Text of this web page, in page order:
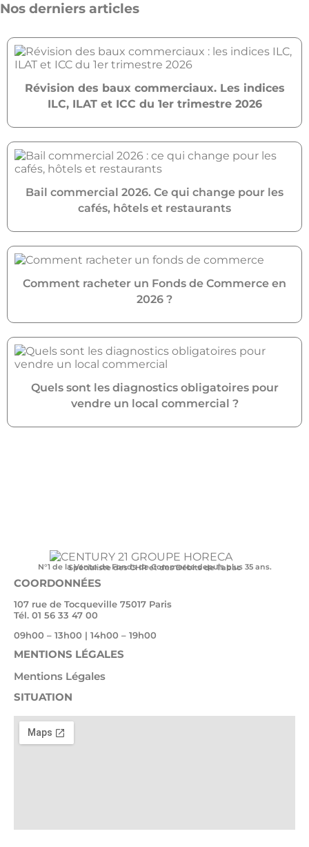
Nos derniers articles
Révision des baux commerciaux. Les indices
ILC, ILAT et ICC du 1er trimestre 2026
Bail commercial 2026. Ce qui change pour les
cafés, hôtels et restaurants
Comment racheter un Fonds de Commerce en
2026 ?
Quels sont les diagnostics obligatoires pour
vendre un local commercial ?
N°1 de la Vente de Fonds de Commerce depuis plus 35 ans.
Spécialiste des CHR et des Débits de Tabac
COORDONNÉES
107 rue de Tocqueville 75017 Paris
Tél. 01 56 33 47 00
09h00 – 13h00 | 14h00 – 19h00
MENTIONS LÉGALES
Mentions Légales
SITUATION